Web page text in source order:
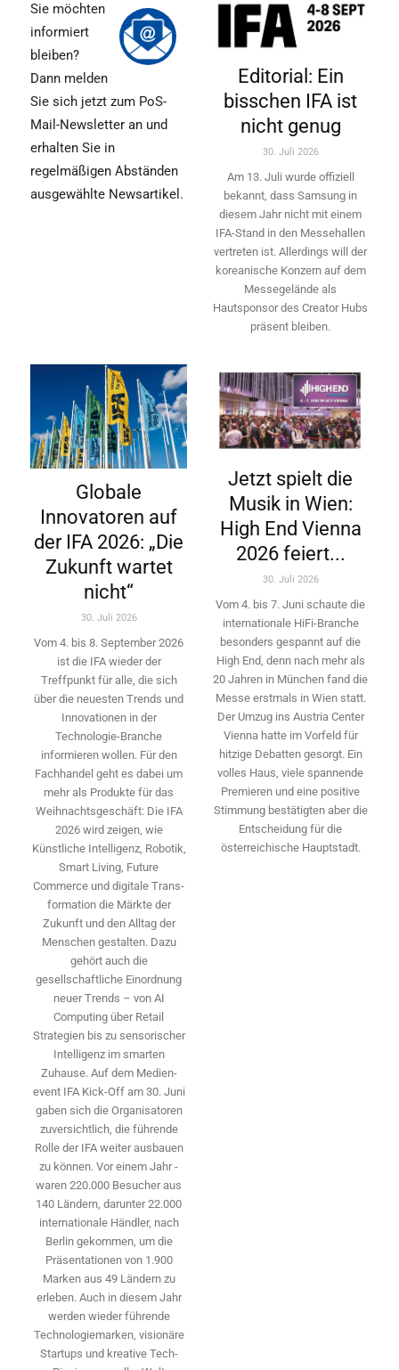
Sie möchten
informiert
bleiben?
Dann melden
Sie sich jetzt zum PoS-
Mail-Newsletter an und
erhalten Sie in
regelmäßigen Abständen
ausgewählte Newsartikel.
Editorial: Ein
bisschen IFA ist
nicht genug
30. Juli 2026
Am 13. Juli wurde offiziell
bekannt, dass Samsung in
diesem Jahr nicht mit einem
IFA-Stand in den Messehallen
vertreten ist. Allerdings will ­der
koreanische Konzern auf dem
Messegelände als
Hautsponsor des Creator Hubs
präsent bleiben.
Globale
Innovatoren auf
der IFA 2026: „Die
Zukunft wartet
nicht“
30. Juli 2026
Vom 4. bis 8. September 2026
ist die IFA wieder der
Treffpunkt für alle, die sich
über die neuesten Trends und
Innovationen in der
Technologie-­Branche
informieren wollen. Für den
Fachhandel geht es dabei um
mehr als Produkte für das
Weihnachtsgeschäft: Die IFA
2026 wird ­zeigen, wie
Künstliche Intelligenz, Robotik,
Smart Living, Future
Commerce und digitale Trans­
formation die Märkte der
Zukunft und den Alltag der
Menschen gestalten. Dazu
gehört auch die
gesellschaftliche Einordnung
neuer Trends – von AI
Computing über Retail
Strategien bis zu sensorischer
Intelligenz im smarten
Zuhause. Auf dem Medien­
event IFA Kick-Off am 30. Juni
gaben sich die Organisatoren
zuversichtlich, die führende
Rolle der IFA weiter ausbauen
zu können. Vor einem Jahr ­
waren 220.000 Besucher aus
140 ­Ländern, ­darunter 22.000
internationale Händler, nach
Berlin gekommen, um die
Präsen­tationen von 1.900
Marken aus 49 Ländern zu
erleben. Auch in diesem Jahr
werden wieder führende
Technologiemarken, visionäre
Startups und ­kreative Tech-
Jetzt spielt die
Musik in Wien:
High End Vienna
2026 feiert...
30. Juli 2026
Vom 4. bis 7. Juni schaute die
internationale HiFi-Branche
besonders gespannt auf die
High End, denn nach mehr als
20 Jahren in München fand die
Messe erstmals in Wien statt.
Der Umzug ins Austria Center
Vienna hatte im Vorfeld für
hitzige Debatten gesorgt. Ein
volles Haus, viele spannende
Premieren und eine positive
Stimmung bestätigten aber die
Entscheidung für die
österreichische Hauptstadt.